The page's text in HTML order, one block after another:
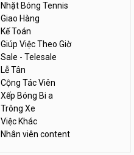
Nhặt Bóng Tennis
Giao Hàng
Kế Toán
Giúp Việc Theo Giờ
Sale - Telesale
Lễ Tân
Cộng Tác Viên
Xếp Bóng Bi a
Trông Xe
Việc Khác
Nhân viên content